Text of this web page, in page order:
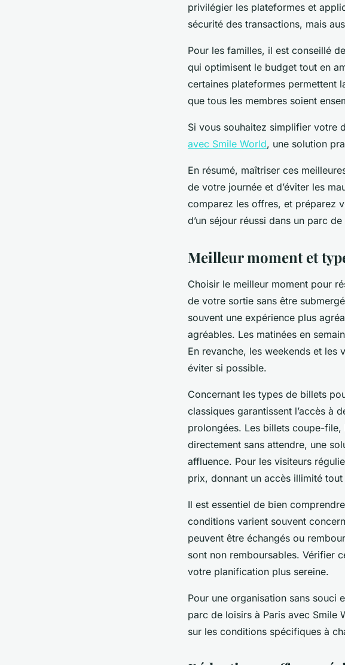
privilégier les plateformes et
sécurité des transactions, mais
Pour les familles, il est conseillé
qui optimisent le budget tout en
certaines plateformes permettent
que tous les membres soient
Si vous souhaitez simplifier votre
avec Smile World, une solution
En résumé, maîtriser ces
de votre journée et d’éviter les
comparez les offres, et préparez
d’un séjour réussi dans un parc
Meilleur moment et
Choisir le meilleur moment pour
de votre sortie sans être
souvent une expérience plus
agréables. Les matinées en
En revanche, les weekends et les
éviter si possible.
Concernant les types de billets
classiques garantissent l’accès à
prolongées. Les billets coupe-file,
directement sans attendre, une
affluence. Pour les visiteurs
prix, donnant un accès illimité
Il est essentiel de bien
conditions varient souvent
peuvent être échangés ou
sont non remboursables. Vérifier
votre planification plus sereine.
Pour une organisation sans souci
parc de loisirs à Paris avec Smile
sur les conditions spécifiques à